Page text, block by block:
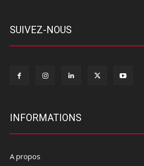
SUIVEZ-NOUS
INFORMATIONS
A propos